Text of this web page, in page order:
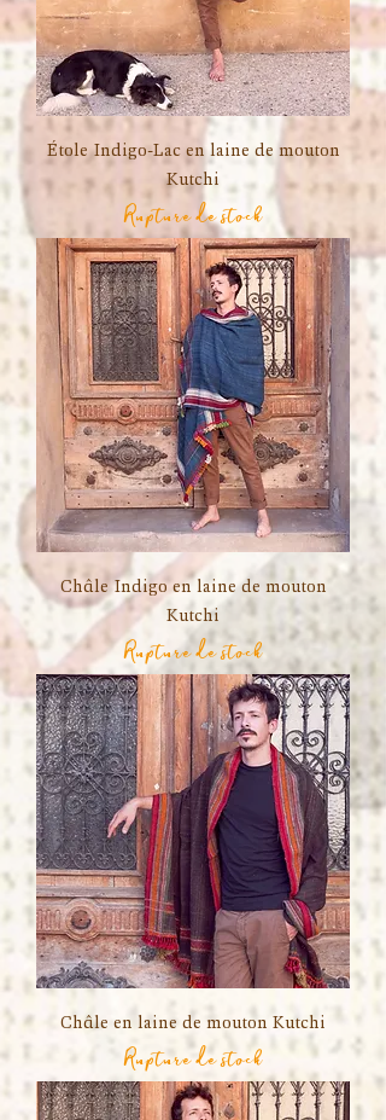
Étole Indigo-Lac en laine de mouton
Kutchi
Rupture de stock
Châle Indigo en laine de mouton
Kutchi
Rupture de stock
Châle en laine de mouton Kutchi
Rupture de stock